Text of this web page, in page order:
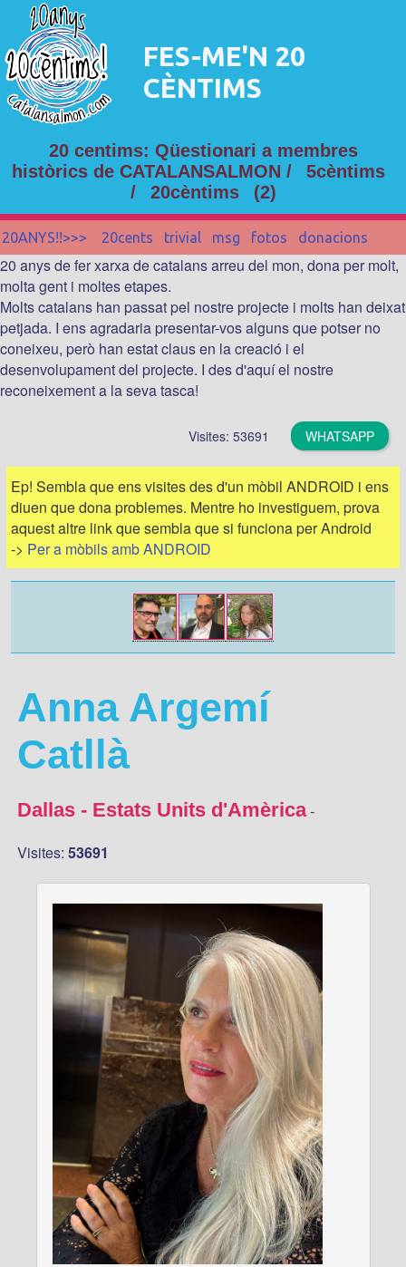
FES-ME'N 20
CÈNTIMS
20 centims: Qüestionari a membres
històrics de CATALANSALMON /
5cèntims
/
20cèntims (2)
20ANYS!!>>> 20cents trivial msg fotos donacions
20 anys de fer xarxa de catalans arreu del mon, dona per molt,
molta gent i moltes etapes.
Molts catalans han passat pel nostre projecte i molts han deixat
petjada. I ens agradaria presentar-vos alguns que potser no
coneixeu, però han estat claus en la creació i el
desenvolupament del projecte. I des d'aquí el nostre
reconeixement a la seva tasca!
Visites: 53691 WHATSAPP
Ep! Sembla que ens visites des d'un mòbil ANDROID i ens
diuen que dona problemes. Mentre ho investiguem, prova
aquest altre link que sembla que si funciona per Android
-> Per a mòbils amb ANDROID
Anna Argemí
Catllà
Dallas - Estats Units d'Amèrica-
Visites: 53691